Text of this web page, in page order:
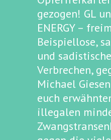
gezogen! GL
ENERGY –
Beispiellose,
und
Verbrechen,
Michael
euch
illegalen